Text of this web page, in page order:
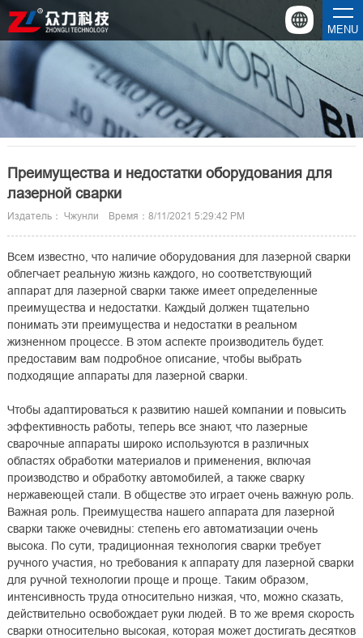
MENU
Преимущества и недостатки оборудования для
лазерной сварки
Издатель： Чжунли Время：8/11/2021 5:29:42 PM
Всем известно, что наличие оборудования для лазерной сварки
облегчает реальную жизнь каждого, но соответствующий
аппарат для лазерной сварки также имеет определенные
преимущества и недостатки. Каждый должен тщательно
понимать эти преимущества и недостатки в реальном
жизненном процессе. В этом аспекте производитель будет.
предоставим вам подробное описание, чтобы выбрать
подходящие аппараты для лазерной сварки.
Чтобы адаптироваться к развитию нашей компании и повысить
эффективность работы, теперь все знают, что лазерные
сварочные аппараты широко используются в различных
областях обработки материалов и применения, включая
производство и обработку автомобилей, а также сварку
нержавеющей стали. В обществе это играет очень важную роль.
Важная роль. Преимущества нашего аппарата для лазерной
сварки также очевидны: степень его автоматизации очень
высока. По сути, традиционная технология сварки требует
ручного участия, но требования к аппарату для лазерной сварки
для ручной технологии проще и проще. Таким образом,
интенсивность труда относительно низкая, что, можно сказать,
действительно освобождает руки людей. В то же время скорость
сварки относительно высокая, которая может достигать десятков